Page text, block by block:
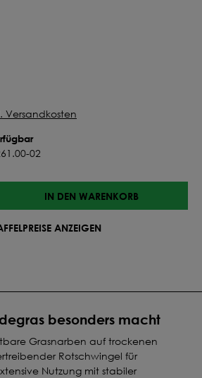
besonders macht
Grasnarben auf trockenen
Rotschwingel für
Nutzung mit stabiler
Versandkosten
02
IN DEN WARENKORB
ANZEIGEN